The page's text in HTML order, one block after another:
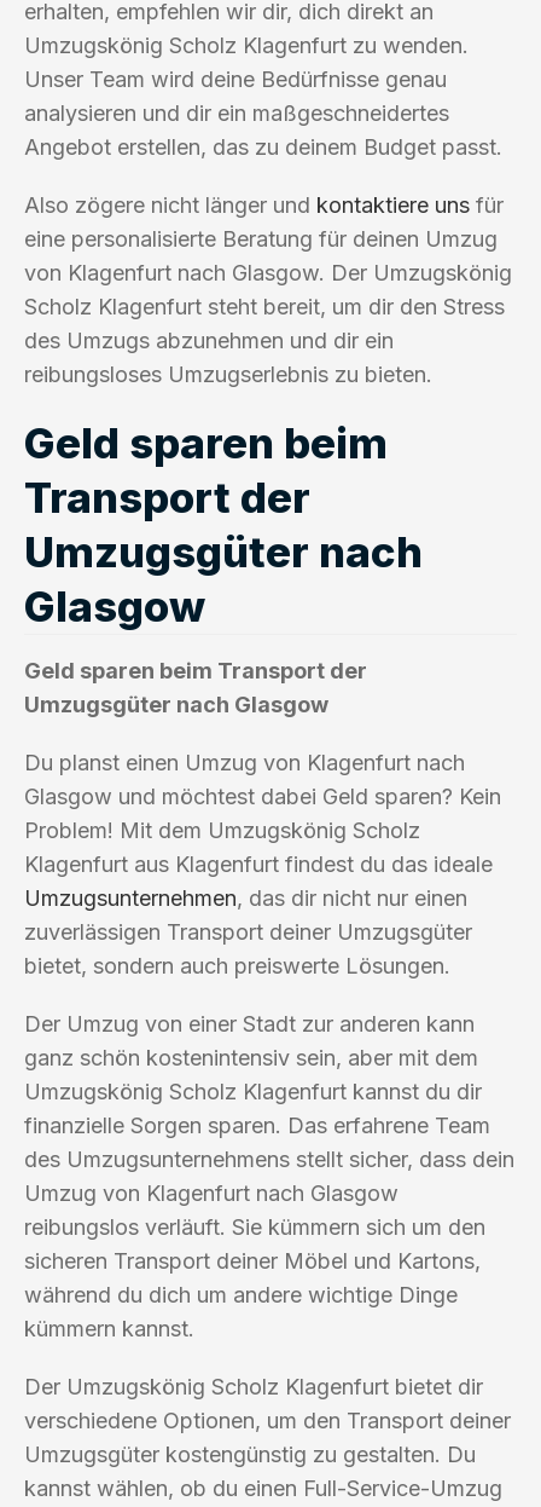
erhalten, empfehlen wir dir, dich direkt an
Umzugskönig Scholz Klagenfurt zu wenden.
Unser Team wird deine Bedürfnisse genau
analysieren und dir ein maßgeschneidertes
Angebot erstellen, das zu deinem Budget passt.
Also zögere nicht länger und kontaktiere uns für
eine personalisierte Beratung für deinen Umzug
von Klagenfurt nach Glasgow. Der Umzugskönig
Scholz Klagenfurt steht bereit, um dir den Stress
des Umzugs abzunehmen und dir ein
reibungsloses Umzugserlebnis zu bieten.
Geld sparen beim
Transport der
Umzugsgüter nach
Glasgow
Geld sparen beim Transport der
Umzugsgüter nach Glasgow
Du planst einen Umzug von Klagenfurt nach
Glasgow und möchtest dabei Geld sparen? Kein
Problem! Mit dem Umzugskönig Scholz
Klagenfurt aus Klagenfurt findest du das ideale
Umzugsunternehmen, das dir nicht nur einen
zuverlässigen Transport deiner Umzugsgüter
bietet, sondern auch preiswerte Lösungen.
Der Umzug von einer Stadt zur anderen kann
ganz schön kostenintensiv sein, aber mit dem
Umzugskönig Scholz Klagenfurt kannst du dir
finanzielle Sorgen sparen. Das erfahrene Team
des Umzugsunternehmens stellt sicher, dass dein
Umzug von Klagenfurt nach Glasgow
reibungslos verläuft. Sie kümmern sich um den
sicheren Transport deiner Möbel und Kartons,
während du dich um andere wichtige Dinge
kümmern kannst.
Der Umzugskönig Scholz Klagenfurt bietet dir
verschiedene Optionen, um den Transport deiner
Umzugsgüter kostengünstig zu gestalten. Du
kannst wählen, ob du einen Full-Service-Umzug